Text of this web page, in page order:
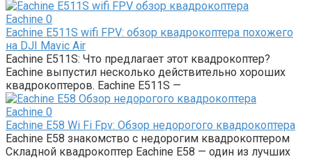
Eachine 0
Eachine E511S wifi FPV: обзор квадрокоптера похожего
на DJI Mavic Air
Eachine E511S: Что предлагает этот квадрокоптер?
Eachine выпустил несколько действительно хороших
квадрокоптеров. Eachine E511S —
Eachine 0
Eachine E58 Wi Fi Fpv: Обзор недорогого квадрокоптера
Eachine E58 знакомство с недорогим квадрокоптером
Складной квадрокоптер Eachine E58 — один из лучших